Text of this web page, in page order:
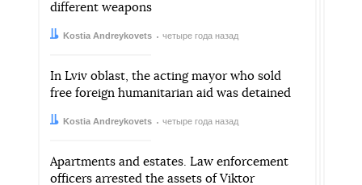
different weapons
Автор:Kostia Andreykovets
Дата: четыре года назад
In Lviv oblast, the acting mayor who sold
free foreign humanitarian aid was detained
Автор:Kostia Andreykovets
Дата: четыре года назад
Apartments and estates. Law enforcement
officers arrested the assets of Viktor